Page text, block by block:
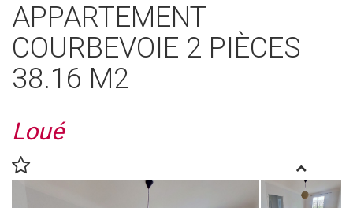
APPARTEMENT
COURBEVOIE 2 PIÈCES
38.16 M2
Loué